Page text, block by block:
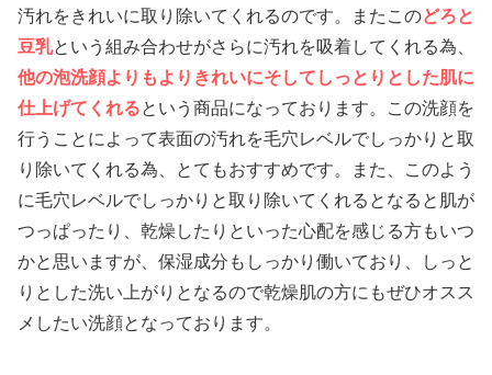
汚れをきれいに取り除いてくれるのです。またこのどろと
豆乳という組み合わせがさらに汚れを吸着してくれる為、
他の泡洗顔よりもよりきれいにそしてしっとりとした肌に
仕上げてくれるという商品になっております。この洗顔を
行うことによって表面の汚れを毛穴レベルでしっかりと取
り除いてくれる為、とてもおすすめです。また、このよう
に毛穴レベルでしっかりと取り除いてくれるとなると肌が
つっぱったり、乾燥したりといった心配を感じる方もいつ
かと思いますが、保湿成分もしっかり働いており、しっと
りとした洗い上がりとなるので乾燥肌の方にもぜひオスス
メしたい洗顔となっております。